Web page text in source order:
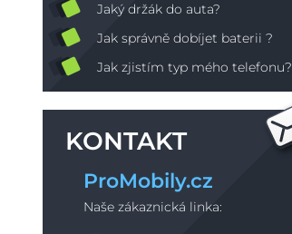
Jaký držák do auta?
Jak správně dobíjet baterii ?
Jak zjistím typ mého telefonu?
KONTAKT
ProMobily.cz
Naše zákaznická linka: